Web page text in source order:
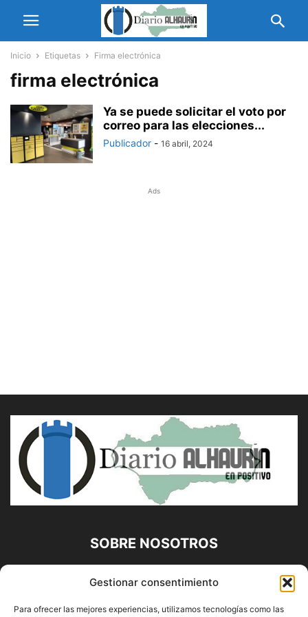
Gestionar consentimiento
Para ofrecer las mejores experiencias, utilizamos tecnologías como las
Inicio Etiquetas Firma electrónica
firma electrónica
Ya se puede solicitar el voto por
correo para las elecciones...
Publicador - 16 abril, 2024
Ads
SOBRE NOSOTROS
Diario Alhaurín (www.alhaurindelatorre.com) Propiedad de
Francisco E. López López | 639 95 71 95 | Noticias de
Alhaurín de la Torre, Málaga y Provincia|